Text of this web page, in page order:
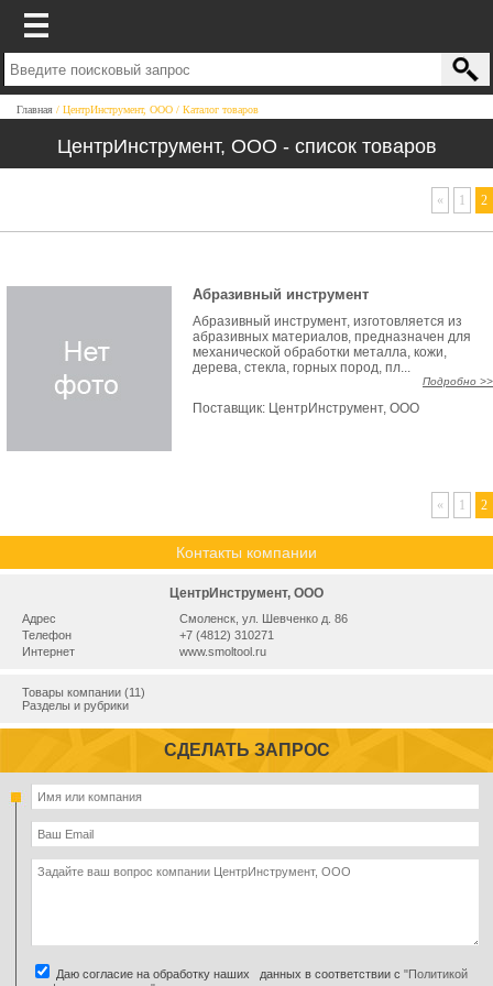
Главная ЦентрИнструмент, ООО Каталог товаров
ЦентрИнструмент, ООО - список товаров
« 1 2
Абразивный инструмент
Абразивный инструмент, изготовляется из
абразивных материалов, предназначен для
механической обработки металла, кожи,
дерева, стекла, горных пород, пл...
Подробно >>
Поставщик: ЦентрИнструмент, ООО
« 1 2
Контакты компании
ЦентрИнструмент, ООО
Адрес
Смоленск, ул. Шевченко д. 86
Телефон
+7 (4812) 310271
Интернет
www.smoltool.ru
Товары компании (11)
Разделы и рубрики
СДЕЛАТЬ ЗАПРОС
Даю согласие на обработку наших данных в соответствии с "Политикой